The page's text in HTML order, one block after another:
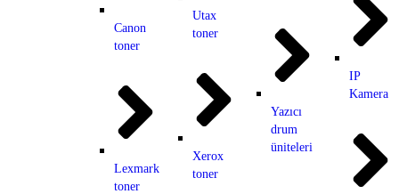
Canon
toner
Lexmark
toner
Utax
toner
Xerox
toner
Yazıcı
drum
üniteleri
IP
Kamera